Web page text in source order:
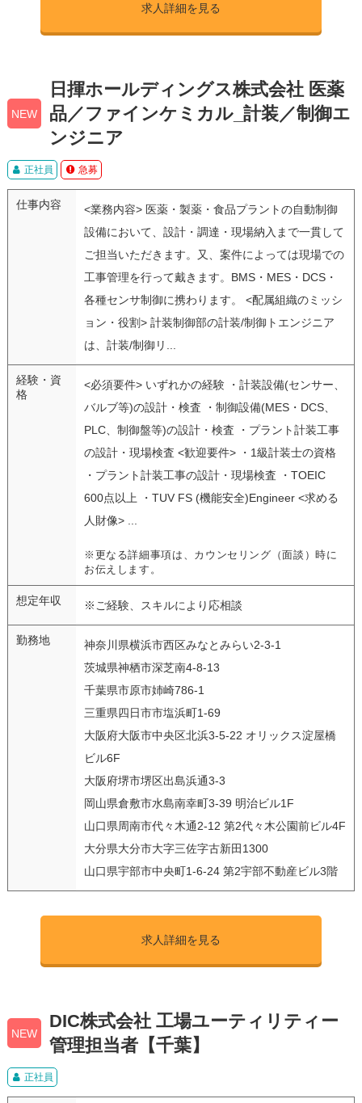
求人詳細を見る
NEW
日揮ホールディングス株式会社 医薬
品／ファインケミカル_計装／制御エ
ンジニア
正社員 急募
仕事内容
<業務内容> 医薬・製薬・食品プラントの自動制御
設備において、設計・調達・現場納入まで一貫して
ご担当いただきます。又、案件によっては現場での
工事管理を行って戴きます。BMS・MES・DCS・
各種センサ制御に携わります。 <配属組織のミッシ
ョン・役割> 計装制御部の計装/制御トエンジニア
は、計装/制御リ...
経験・資
格
<必須要件> いずれかの経験 ・計装設備(センサー、
バルブ等)の設計・検査 ・制御設備(MES・DCS、
PLC、制御盤等)の設計・検査 ・プラント計装工事
の設計・現場検査 <歓迎要件> ・1級計装士の資格
・プラント計装工事の設計・現場検査 ・TOEIC
600点以上 ・TUV FS (機能安全)Engineer <求める
人財像> ...
※更なる詳細事項は、カウンセリング（面談）時に
お伝えします。
想定年収 ※ご経験、スキルにより応相談
勤務地
神奈川県横浜市西区みなとみらい2-3-1
茨城県神栖市深芝南4-8-13
千葉県市原市姉崎786-1
三重県四日市市塩浜町1-69
大阪府大阪市中央区北浜3-5-22 オリックス淀屋橋
ビル6F
大阪府堺市堺区出島浜通3-3
岡山県倉敷市水島南幸町3-39 明治ビル1F
山口県周南市代々木通2-12 第2代々木公園前ビル4F
大分県大分市大字三佐字古新田1300
山口県宇部市中央町1-6-24 第2宇部不動産ビル3階
求人詳細を見る
NEW
DIC株式会社 工場ユーティリティー
管理担当者【千葉】
正社員